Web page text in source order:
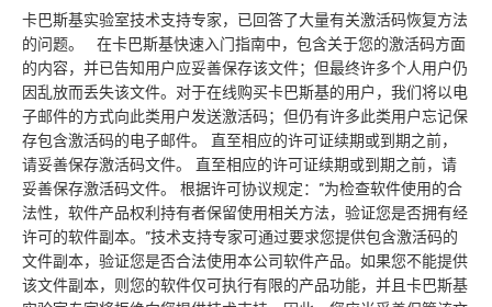
卡巴斯基实验室技术支持专家，已回答了大量有关激活码恢复方法
的问题。 在卡巴斯基快速入门指南中，包含关于您的激活码方面
的内容，并已告知用户应妥善保存该文件；但最终许多个人用户仍
因乱放而丢失该文件。对于在线购买卡巴斯基的用户，我们将以电
子邮件的方式向此类用户发送激活码；但仍有许多此类用户忘记保
存包含激活码的电子邮件。 直至相应的许可证续期或到期之前，
请妥善保存激活码文件。 直至相应的许可证续期或到期之前，请
妥善保存激活码文件。 根据许可协议规定：”为检查软件使用的合
法性，软件产品权利持有者保留使用相关方法，验证您是否拥有经
许可的软件副本。”技术支持专家可通过要求您提供包含激活码的
文件副本，验证您是否合法使用本公司软件产品。如果您不能提供
该文件副本，则您的软件仅可执行有限的产品功能，并且卡巴斯基